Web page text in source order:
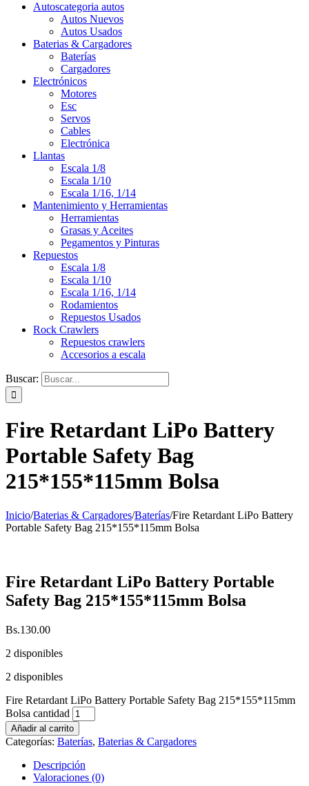
Autoscategoria autos
Autos Nuevos
Autos Usados
Baterias & Cargadores
Baterías
Cargadores
Electrónicos
Motores
Esc
Servos
Cables
Electrónica
Llantas
Escala 1/8
Escala 1/10
Escala 1/16, 1/14
Mantenimiento y Herramientas
Herramientas
Grasas y Aceites
Pegamentos y Pinturas
Repuestos
Escala 1/8
Escala 1/10
Escala 1/16, 1/14
Rodamientos
Repuestos Usados
Rock Crawlers
Repuestos crawlers
Accesorios a escala
Buscar:
Fire Retardant LiPo Battery
Portable Safety Bag
215*155*115mm Bolsa
Inicio/Baterias & Cargadores/Baterías/Fire Retardant LiPo Battery
Portable Safety Bag 215*155*115mm Bolsa
Fire Retardant LiPo Battery Portable
Safety Bag 215*155*115mm Bolsa
Bs.130.00
2 disponibles
2 disponibles
Fire Retardant LiPo Battery Portable Safety Bag 215*155*115mm
Bolsa cantidad
Añadir al carrito
Categorías: Baterías, Baterias & Cargadores
Descripción
Valoraciones (0)